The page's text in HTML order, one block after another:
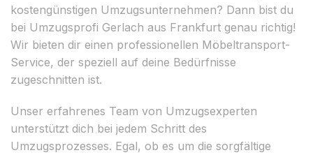
kostengünstigen Umzugsunternehmen? Dann bist du
bei Umzugsprofi Gerlach aus Frankfurt genau richtig!
Wir bieten dir einen professionellen Möbeltransport-
Service, der speziell auf deine Bedürfnisse
zugeschnitten ist.
Unser erfahrenes Team von Umzugsexperten
unterstützt dich bei jedem Schritt des
Umzugsprozesses. Egal, ob es um die sorgfältige